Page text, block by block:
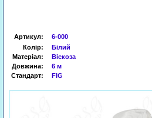
Артикул:
6-000
Колір:
Білий
Матеріал:
Віскоза
Довжина:
6 м
Стандарт:
FIG